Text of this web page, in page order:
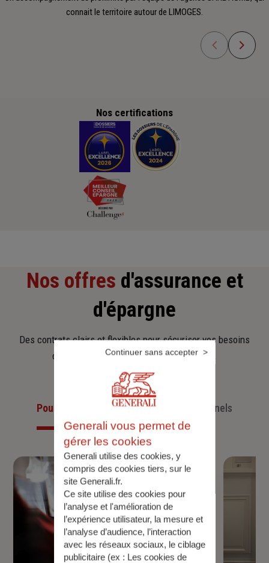
connait le territoire autour de LIMOGES.
Nos certifications
Nos offres d'assurance et
d'épargne
Des contrats clairs et flexibles pour sécuriser vos besoins
d’aujourd’hui et anticiper ceux de demain.
Pour les particuliersPour les professionnels
Generali vous permet de
gérer les cookies
Generali utilise des cookies, y
compris des cookies tiers, sur le
site Generali.fr.
Ce site utilise des cookies pour
l’analyse et l'amélioration de
l’expérience utilisateur, la mesure et
l’analyse d’audience, l’interaction
avec les réseaux sociaux, le ciblage
publicitaire (ex : Les cookies de
Continuer sans accepter